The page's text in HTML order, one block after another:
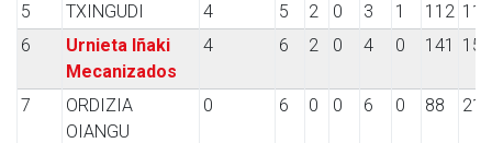
5 TXINGUDI 4 5 2 0 3 1 112 118
6
Urnieta Iñaki
Mecanizados
4 6 2 0 4 0 141 151
7
ORDIZIA
OIANGU
0 6 0 0 6 0 88 212